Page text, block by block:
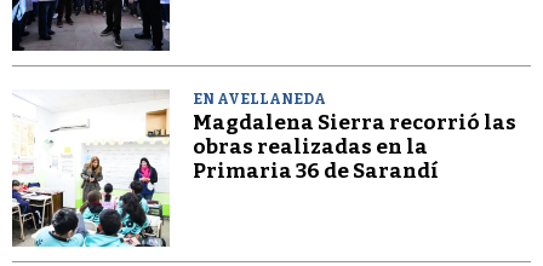
EN AVELLANEDA
Magdalena Sierra recorrió las
obras realizadas en la
Primaria 36 de Sarandí